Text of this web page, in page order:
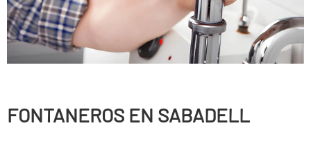
FONTANEROS EN SABADELL